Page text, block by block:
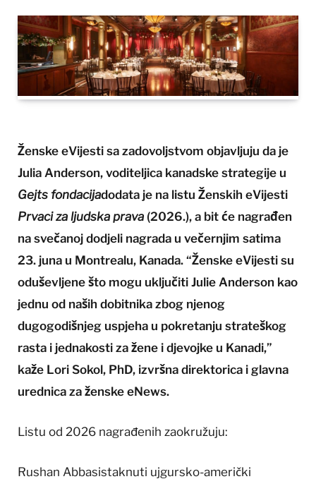
Ženske eVijesti sa zadovoljstvom objavljuju da je
Julia Anderson, voditeljica kanadske strategije u
Gejts fondacijadodata je na listu Ženskih eVijesti
Prvaci za ljudska prava (2026.), a bit će nagrađen
na svečanoj dodjeli nagrada u večernjim satima
23. juna u Montrealu, Kanada. “Ženske eVijesti su
oduševljene što mogu uključiti Julie Anderson kao
jednu od naših dobitnika zbog njenog
dugogodišnjeg uspjeha u pokretanju strateškog
rasta i jednakosti za žene i djevojke u Kanadi,”
kaže Lori Sokol, PhD, izvršna direktorica i glavna
urednica za ženske eNews.
Listu od 2026 nagrađenih zaokružuju:
Rushan Abbasistaknuti ujgursko-američki